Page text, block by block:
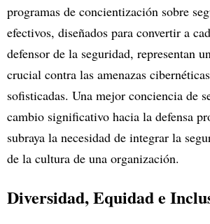
programas de concientización sobre
efectivos, diseñados para convertir a
defensor de la seguridad, representan
crucial contra las amenazas
sofisticadas. Una mejor conciencia de
cambio significativo hacia la defensa
subraya la necesidad de integrar la
de la cultura de una organización.
Diversidad, Equidad e